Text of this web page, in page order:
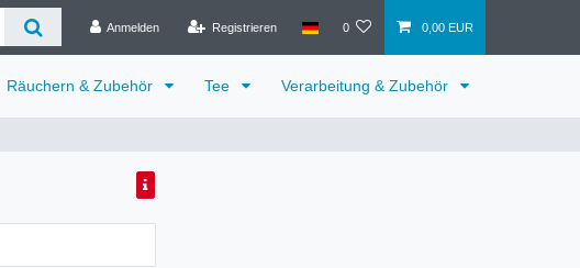
Anmelden Registrieren 0 0,00 EUR
Räuchern & Zubehör Tee Verarbeitung & Zubehör